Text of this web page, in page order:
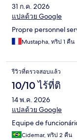
31 ก.ค. 2026
แปลด้วย Google
Propre personnel
Mustapha, ทริป 1 คืน
รีวิวที่ตรวจสอบแล้ว
10/10 ไร้ที่ติ
14 พ.ค. 2026
แปลด้วย Google
Equipe de
Cidemar, ทริป 2 คืน